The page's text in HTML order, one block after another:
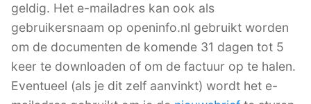
geldig. Het e-mailadres kan ook als
gebruikersnaam op openinfo.nl gebruikt worden
om de documenten de komende 31 dagen tot 5
keer te downloaden of om de factuur op te halen.
Eventueel (als je dit zelf aanvinkt) wordt het e-